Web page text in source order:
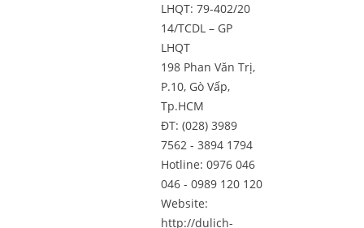
LHQT: 79-402/20
14/TCDL – GP
LHQT
198 Phan Văn Trị,
P.10, Gò Vấp,
Tp.HCM
ĐT: (028) 3989
7562 - 3894 1794
Hotline: 0976 046
046 - 0989 120 120
Website:
http://dulich-